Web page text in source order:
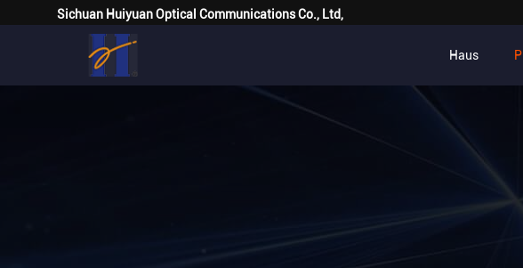
Sichuan Huiyuan Optical Communications Co., Ltd,
Haus